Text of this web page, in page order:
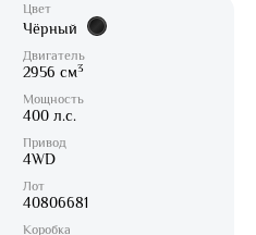
Цвет
Чёрный
Двигатель
2956 см3
Мощность
400 л.с.
Привод
4WD
Лот
40806681
Коробка